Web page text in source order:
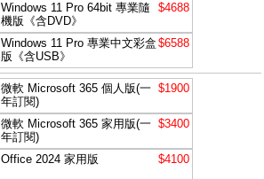
Windows 11 Pro 64bit 專業隨
機版《含DVD》
$4688
Windows 11 Pro 專業中文彩盒
版《含USB》
$6588
微軟 Microsoft 365 個人版(一
年訂閱)
$1900
微軟 Microsoft 365 家用版(一
年訂閱)
$3400
Office 2024 家用版 $4100